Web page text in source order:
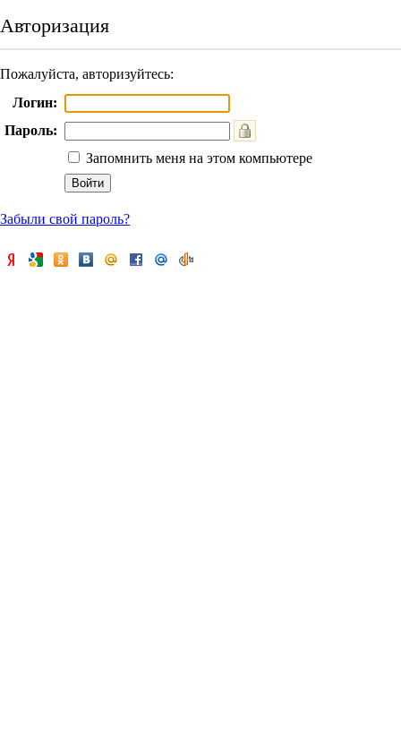
Авторизация
Пожалуйста, авторизуйтесь:
Логин:
Пароль:
Запомнить меня на этом компьютере
Забыли свой пароль?